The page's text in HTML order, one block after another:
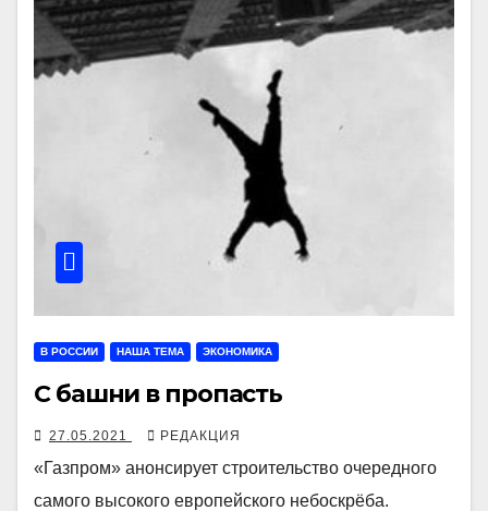
В РОССИИ НАША ТЕМА ЭКОНОМИКА
С башни в пропасть
27.05.2021 РЕДАКЦИЯ
«Газпром» анонсирует строительство очередного
самого высокого европейского небоскрёба.